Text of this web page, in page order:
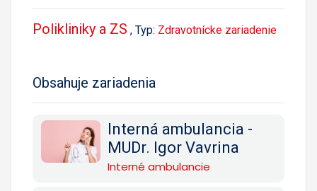
Polikliniky a ZS , Typ: Zdravotnícke zariadenie
Obsahuje zariadenia
Interná ambulancia -
MUDr. Igor Vavrina
Interné ambulancie